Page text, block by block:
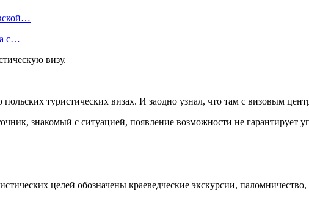
с…
туристических визах. И заодно узнал, что там с визовым
знакомый с ситуацией, появление возможности не гарантирует
целей обозначены краеведческие экскурсии,